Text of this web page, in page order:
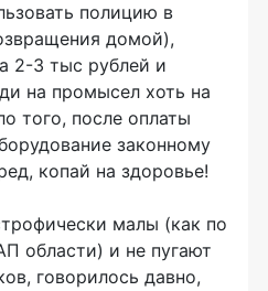
полицию в
домой),
2-3 тыс рублей и
на промысел хоть на
того, после оплаты
законному
копай на здоровье!
малы (как по
области) и не пугают
говорилось давно,